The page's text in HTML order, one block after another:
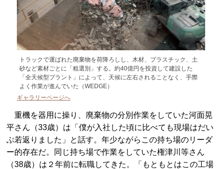
トラックで運ばれた廃棄物を荷降ろしし、木材、プラスチック、土
砂など素材ごとに「粗選別」する。約40億円を投資して建設した
「全天候型プラント」によって、天候に左右されることなく、手際
よく作業が進んでいた（WEDGE）
ギャラリーページへ
重機を器用に操り、廃棄物の分別作業をしていた河面晃
平さん（33歳）は「僕が入社した頃に比べても現場はだい
ぶ若返りました」と話す。年少ながらこの持ち場のリーダ
ー的存在だ。同じ持ち場で作業をしていた権津川等さん
（38歳）は２年前に転職してきた。「もともとはこの工場